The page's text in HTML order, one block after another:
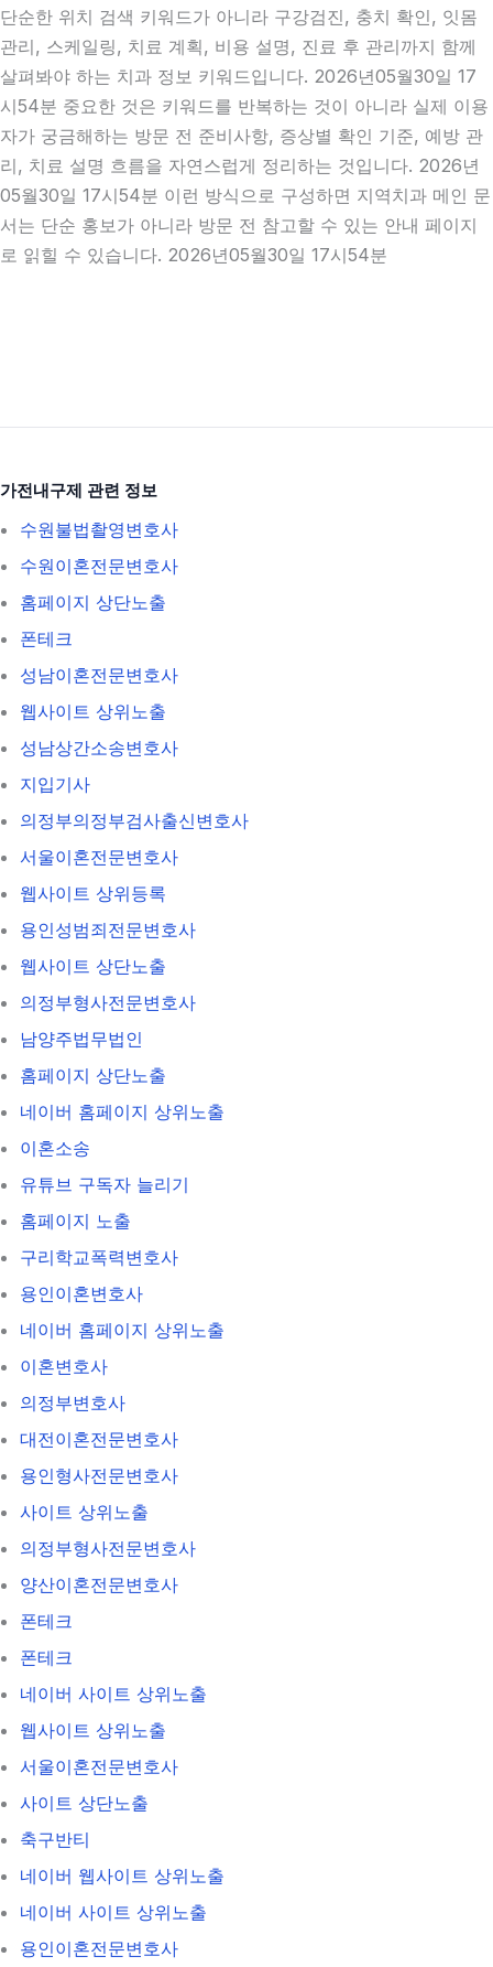
단순한 위치 검색 키워드가 아니라 구강검진, 충치 확인, 잇몸
관리, 스케일링, 치료 계획, 비용 설명, 진료 후 관리까지 함께
살펴봐야 하는 치과 정보 키워드입니다. 2026년05월30일 17
시54분 중요한 것은 키워드를 반복하는 것이 아니라 실제 이용
자가 궁금해하는 방문 전 준비사항, 증상별 확인 기준, 예방 관
리, 치료 설명 흐름을 자연스럽게 정리하는 것입니다. 2026년
05월30일 17시54분 이런 방식으로 구성하면 지역치과 메인 문
서는 단순 홍보가 아니라 방문 전 참고할 수 있는 안내 페이지
로 읽힐 수 있습니다. 2026년05월30일 17시54분
가전내구제 관련 정보
수원불법촬영변호사
수원이혼전문변호사
홈페이지 상단노출
폰테크
성남이혼전문변호사
웹사이트 상위노출
성남상간소송변호사
지입기사
의정부의정부검사출신변호사
서울이혼전문변호사
웹사이트 상위등록
용인성범죄전문변호사
웹사이트 상단노출
의정부형사전문변호사
남양주법무법인
홈페이지 상단노출
네이버 홈페이지 상위노출
이혼소송
유튜브 구독자 늘리기
홈페이지 노출
구리학교폭력변호사
용인이혼변호사
네이버 홈페이지 상위노출
이혼변호사
의정부변호사
대전이혼전문변호사
용인형사전문변호사
사이트 상위노출
의정부형사전문변호사
양산이혼전문변호사
폰테크
폰테크
네이버 사이트 상위노출
웹사이트 상위노출
서울이혼전문변호사
사이트 상단노출
축구반티
네이버 웹사이트 상위노출
네이버 사이트 상위노출
용인이혼전문변호사